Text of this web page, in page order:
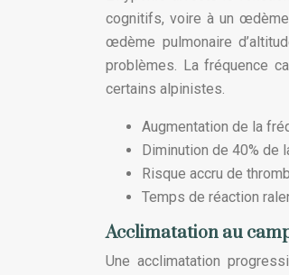
cognitifs, voire à un œdème
œdème pulmonaire
problèmes. La fréquence
certains alpinistes.
Augmentation de la
Diminution de 40% de
Risque accru de
Temps de réaction
Acclimatation au
Une acclimatation